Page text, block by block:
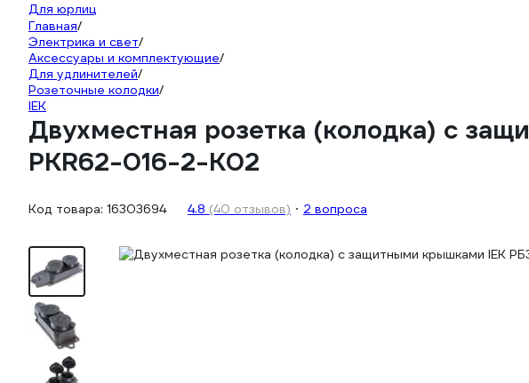
Для юрлиц
Главная/
Электрика и свет/
Аксессуары и комплектующие/
Для удлинителей/
Розеточные колодки/
IEK
Двухместная розетка (колодка) с
PKR62-016-2-K02
Код товара: 16303694 4.8 (40 отзывов) 2 вопроса